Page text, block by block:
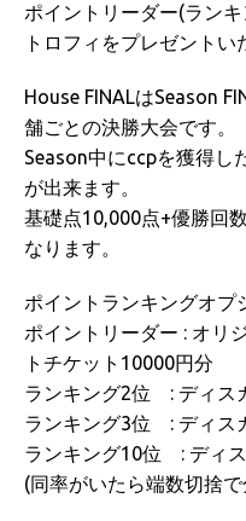
ポイントリーダー(ラン
トロフィをプレゼントい
House FINALはSeason
舗ごとの決勝大会です。
Season中にccpを獲得し
が出来ます。
基礎点10,000点+優勝回
なります。
ポイントランキングオプ
ポイントリーダー : オ
トチケット10000円分
ランキング2位 : ディス
ランキング3位 : ディス
ランキング10位 : ディ
(同率がいたら端数切捨で